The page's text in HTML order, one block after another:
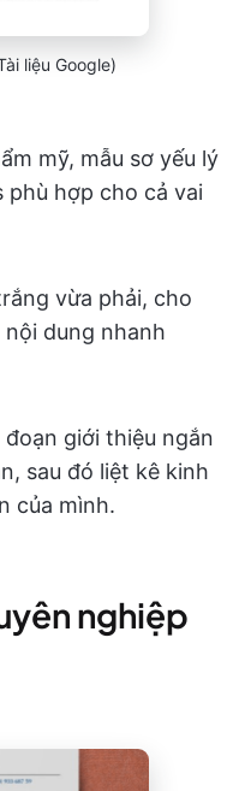
liệu Google)
mỹ, mẫu sơ yếu lý
phù hợp cho cả vai
vừa phải, cho
dung nhanh
giới thiệu ngắn
sau đó liệt kê kinh
của mình.
nghiệp